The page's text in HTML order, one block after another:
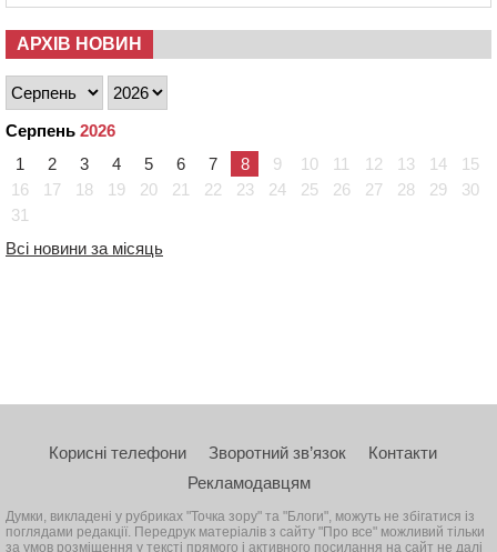
АРХІВ НОВИН
Серпень 2026
1
2 3 4 5 6 7 8 9 10 11 12 13 14
15
16
17 18 19 20 21 22 23 24 25 26 27 28 29
30
31
Всі новини за місяць
Корисні телефони Зворотний зв’язок
Контакти
Рекламодавцям
Думки, викладені у рубриках "Точка зору" та "Блоги", можуть не збігатися із
поглядами редакції. Передрук матеріалів з сайту "Про все" можливий тільки
за умов розміщення у тексті прямого і активного посилання на сайт не далі